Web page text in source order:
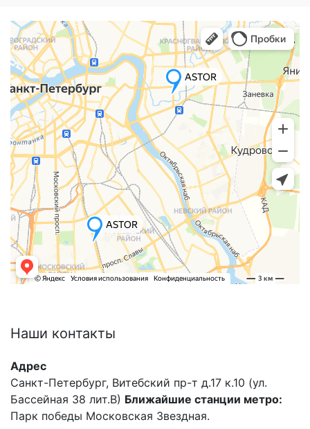
Наши контакты
Адрес
Санкт-Петербург, Витебский пр-т д.17 к.10 (ул.
Бассейная 38 лит.В) Ближайшие станции метро:
Парк победы Московская Звездная.